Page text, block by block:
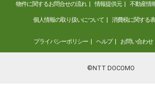
物件に関するお問合せの流れ 情報提供元 不動産情
個人情報の取り扱いについて 消費税に関する
プライバシーポリシー ヘルプ お問い合わせ
©NTT DOCOMO